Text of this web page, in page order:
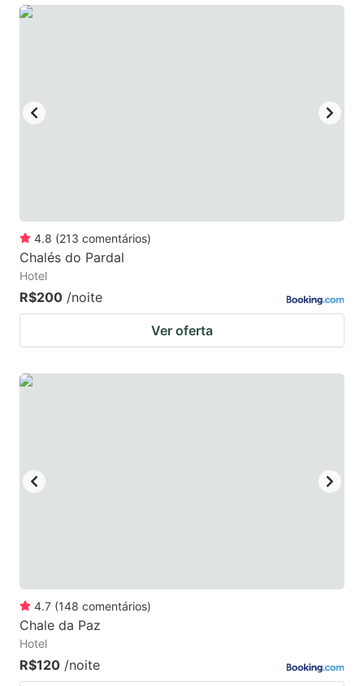
keyboard
keyboard
4.8 (213 comentários)
Chalés do Pardal
Hotel
R$200 /noite
Ver oferta
4.7 (148 comentários)
Chale da Paz
Hotel
R$120 /noite